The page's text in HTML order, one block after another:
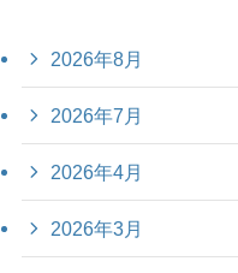
2026年8月
2026年7月
2026年4月
2026年3月